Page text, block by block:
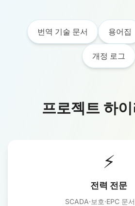
번역 기술 문서 용어집
개정 로그
프로젝트 하
⚡
전력 전문
SCADA·보호·EPC 문